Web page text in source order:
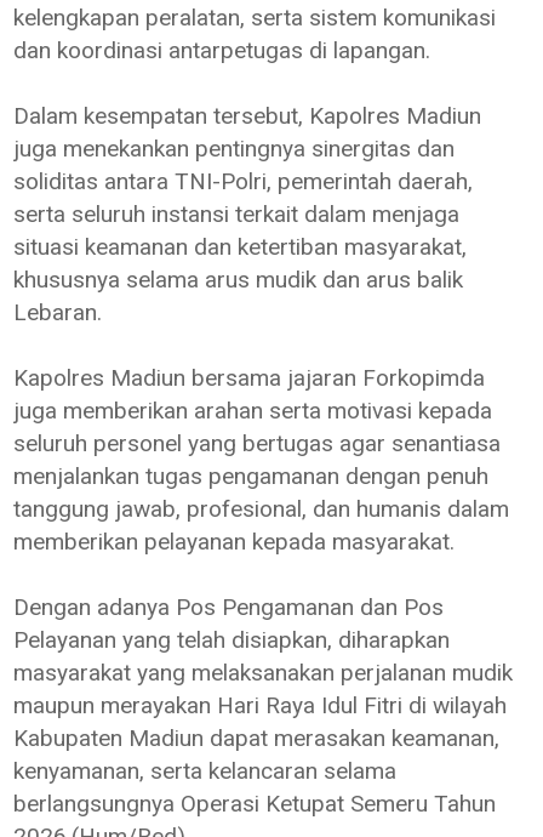
kelengkapan peralatan, serta sistem komunikasi
dan koordinasi antarpetugas di lapangan.
Dalam kesempatan tersebut, Kapolres Madiun
juga menekankan pentingnya sinergitas dan
soliditas antara TNI-Polri, pemerintah daerah,
serta seluruh instansi terkait dalam menjaga
situasi keamanan dan ketertiban masyarakat,
khususnya selama arus mudik dan arus balik
Lebaran.
Kapolres Madiun bersama jajaran Forkopimda
juga memberikan arahan serta motivasi kepada
seluruh personel yang bertugas agar senantiasa
menjalankan tugas pengamanan dengan penuh
tanggung jawab, profesional, dan humanis dalam
memberikan pelayanan kepada masyarakat.
Dengan adanya Pos Pengamanan dan Pos
Pelayanan yang telah disiapkan, diharapkan
masyarakat yang melaksanakan perjalanan mudik
maupun merayakan Hari Raya Idul Fitri di wilayah
Kabupaten Madiun dapat merasakan keamanan,
kenyamanan, serta kelancaran selama
berlangsungnya Operasi Ketupat Semeru Tahun